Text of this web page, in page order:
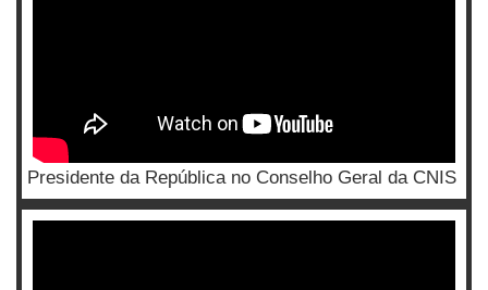
Presidente da República no Conselho Geral da CNIS